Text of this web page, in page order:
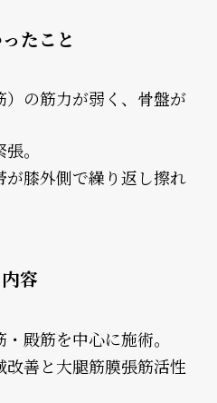
たこと
）の筋力が弱く、骨盤が
。
が膝外側で繰り返し擦れ
容
殿筋を中心に施術。
善と大腿筋膜張筋活性